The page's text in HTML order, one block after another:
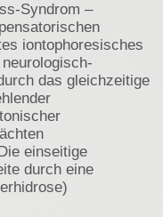
Syndrom –
iontophoresisches
das gleichzeitige
einseitige
durch eine